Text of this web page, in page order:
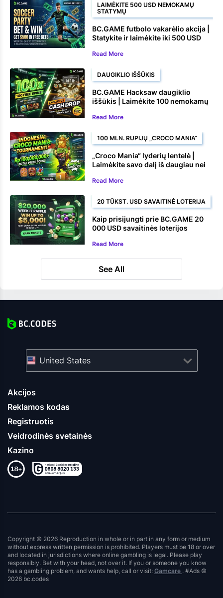
LAIMĖKITE 500 USD NEMOKAMŲ
STATYMŲ
BC.GAME futbolo vakarėlio akcija |
Statykite ir laimėkite iki 500 USD
Read More
DAUGIKLIO IŠŠŪKIS
BC.GAME Hacksaw daugiklio
iššūkis | Laimėkite 100 nemokamų
Read More
100 MLN. RUPIJŲ „CROCO MANIA“
„Croco Mania“ lyderių lentelė |
Laimėkite savo dalį iš daugiau nei
Read More
20 TŪKST. USD SAVAITINĖ LOTERIJA
Kaip prisijungti prie BC.GAME 20
000 USD savaitinės loterijos
Read More
See All
Akcijos
Reklamos kodas
Registruotis
Veidrodinės svetainės
Kazino
United States
Copyright © 2026 Reproduction in whole or in part in any form or medium
without express written permission is prohibited. Players must be 18 or over
and located in jurisdictions where online gambling is legal. Please play
responsibly. Bet with your head, not over it. If you or someone you know
has a gambling problem, and wants help, call or visit: Gamcare . #Ads ©
2026 bc.codes